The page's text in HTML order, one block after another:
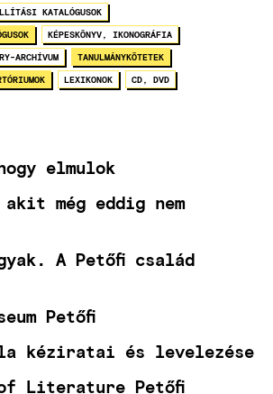
KATALÓGUSOK
KÉPESKÖNYV, IKONOGRÁFIA
ARCHÍVUM TANULMÁNYKÖTETEK
LEXIKONOK CD, DVD
elmulok
akit még eddig nem
A Petőfi család
Petőfi
kéziratai és levelezése
of Literature Petőfi